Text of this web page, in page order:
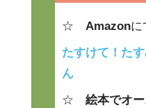
☆ Amazon
たすけて！た
ん
☆ 絵本でオ